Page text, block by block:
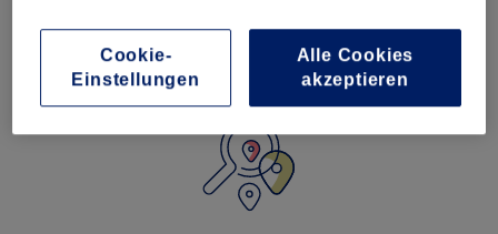
Cookie-
Einstellungen
Alle Cookies
akzeptieren